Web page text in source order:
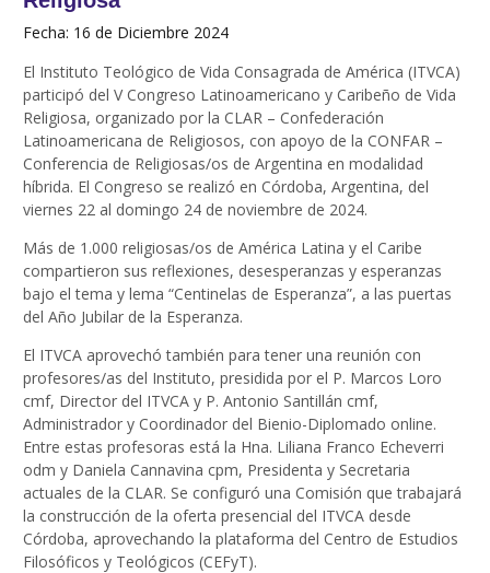
Fecha: 16 de Diciembre 2024
El Instituto Teológico de Vida Consagrada de América (ITVCA)
participó del V Congreso Latinoamericano y Caribeño de Vida
Religiosa, organizado por la CLAR – Confederación
Latinoamericana de Religiosos, con apoyo de la CONFAR –
Conferencia de Religiosas/os de Argentina en modalidad
híbrida. El Congreso se realizó en Córdoba, Argentina, del
viernes 22 al domingo 24 de noviembre de 2024.
Más de 1.000 religiosas/os de América Latina y el Caribe
compartieron sus reflexiones, desesperanzas y esperanzas
bajo el tema y lema “Centinelas de Esperanza”, a las puertas
del Año Jubilar de la Esperanza.
El ITVCA aprovechó también para tener una reunión con
profesores/as del Instituto, presidida por el P. Marcos Loro
cmf, Director del ITVCA y P. Antonio Santillán cmf,
Administrador y Coordinador del Bienio-Diplomado online.
Entre estas profesoras está la Hna. Liliana Franco Echeverri
odm y Daniela Cannavina cpm, Presidenta y Secretaria
actuales de la CLAR. Se configuró una Comisión que trabajará
la construcción de la oferta presencial del ITVCA desde
Córdoba, aprovechando la plataforma del Centro de Estudios
Filosóficos y Teológicos (CEFyT).